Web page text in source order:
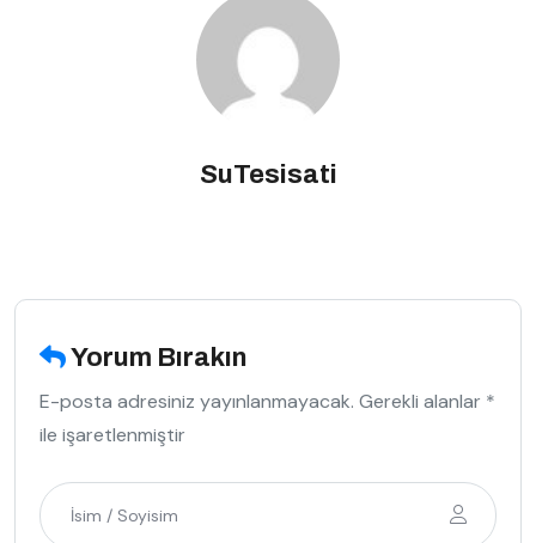
SuTesisati
Yorum Bırakın
E-posta adresiniz yayınlanmayacak. Gerekli alanlar *
ile işaretlenmiştir